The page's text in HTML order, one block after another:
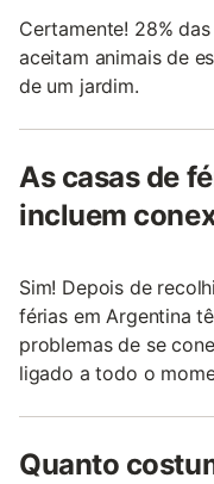
Certamente! 28%
aceitam animais de
de um jardim.
As casas de
incluem
Sim! Depois de
férias em Argentina
problemas de se
ligado a todo o
Quanto